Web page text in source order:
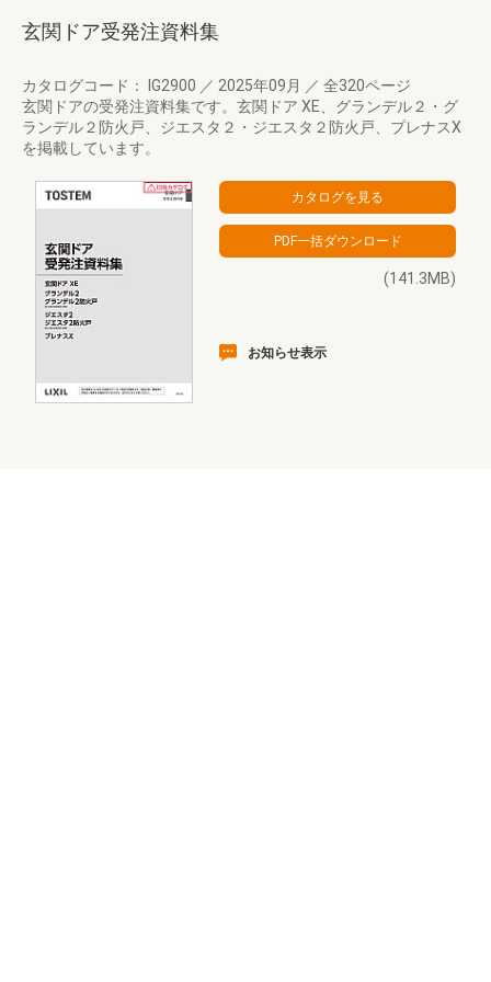
玄関ドア受発注資料集
カタログコード： IG2900 ／ 2025年09月 ／ 全320ページ
玄関ドアの受発注資料集です。玄関ドア XE、グランデル２・グ
ランデル２防火戸、ジエスタ２・ジエスタ２防火戸、プレナスX
を掲載しています。
(141.3MB)
お知らせ表示